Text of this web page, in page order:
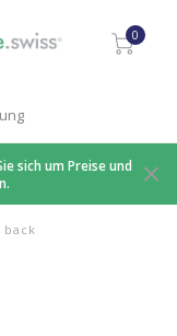
0
sich um Preise und
back